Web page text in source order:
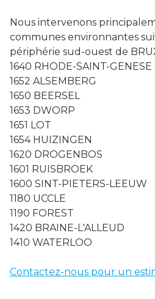
Nous intervenons
communes environnantes
périphérie sud-ouest de
1640 RHODE-SAINT-GENESE
1652 ALSEMBERG
1650 BEERSEL
1653 DWORP
1651 LOT
1654 HUIZINGEN
1620 DROGENBOS
1601 RUISBROEK
1600 SINT-PIETERS-LEEUW
1180 UCCLE
1190 FOREST
1420 BRAINE-L'ALLEUD
1410 WATERLOO
Contactez-nous pour un